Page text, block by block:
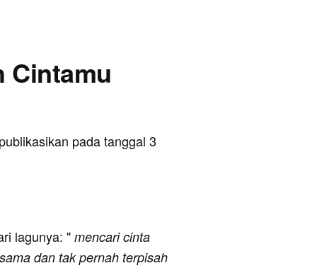
Cintamu
pada tanggal 3
lagunya: " mencari cinta
dan tak pernah terpisah